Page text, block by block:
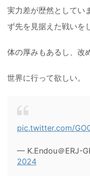
実力差が歴然としてい
ず先を見据えた戦いを
体の厚みもあるし、改
世界に行って欲しい。
pic.twitter.com/
— K.Endou＠ERJ-
2024